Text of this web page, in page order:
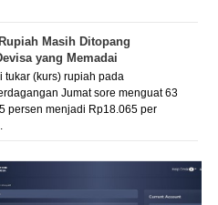
Masih Ditopang
yang Memadai
tukar (kurs) rupiah pada
Jumat sore menguat 63
persen menjadi Rp18.065 per